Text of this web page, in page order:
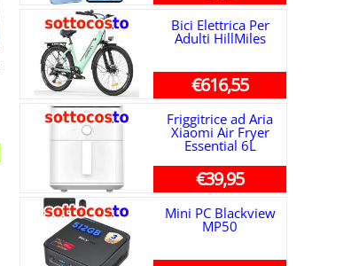
Bici Elettrica Per
Adulti HillMiles
€616,55
Friggitrice ad Aria
Xiaomi Air Fryer
Essential 6L
€39,95
Mini PC Blackview
MP50